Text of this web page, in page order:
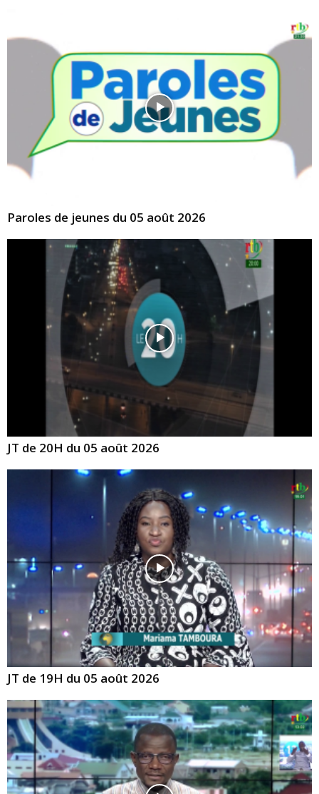
Paroles de jeunes du 05 août 2026
JT de 20H du 05 août 2026
JT de 19H du 05 août 2026